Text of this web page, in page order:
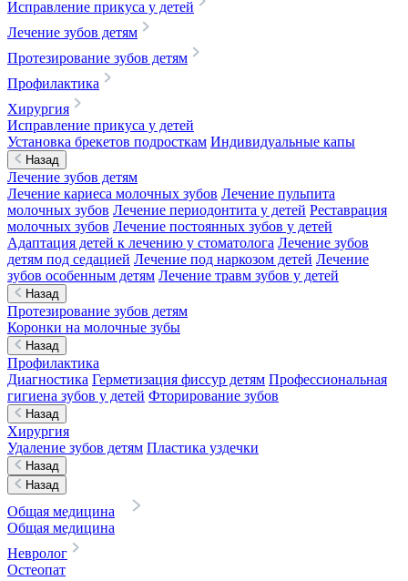
Исправление прикуса у детей
Лечение зубов детям
Протезирование зубов детям
Профилактика
Хирургия
Исправление прикуса у детей
Установка брекетов подросткам Индивидуальные капы
Назад
Лечение зубов детям
Лечение кариеса молочных зубов Лечение пульпита
молочных зубов Лечение периодонтита у детей Реставрация
молочных зубов Лечение постоянных зубов у детей
Адаптация детей к лечению у стоматолога Лечение зубов
детям под седацией Лечение под наркозом детей Лечение
зубов особенным детям Лечение травм зубов у детей
Назад
Протезирование зубов детям
Коронки на молочные зубы
Назад
Профилактика
Диагностика Герметизация фиссур детям Профессиональная
гигиена зубов у детей Фторирование зубов
Назад
Хирургия
Удаление зубов детям Пластика уздечки
Назад
Назад
Общая медицина
Общая медицина
Невролог
Остеопат